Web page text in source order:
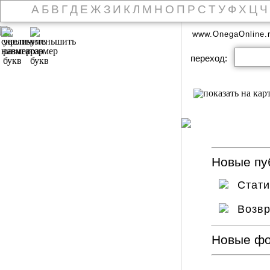
А Б В Г Д Е Ж З И К Л М Н О П Р С Т У Ф Х Ц Ч
переход:
Новые
Новые